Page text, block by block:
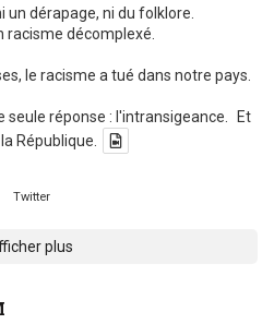
un dérapage, ni du folklore.
décomplexé.
le racisme a tué dans notre pays.
seule réponse : l'intransigeance. Et
République.
Twitter
plus